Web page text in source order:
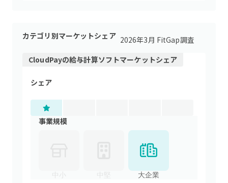
カテゴリ別マーケットシェア 2026年3月 FitGap調査
CloudPayの給与計算ソフトマーケットシェア
シェア
事業規模
大企業